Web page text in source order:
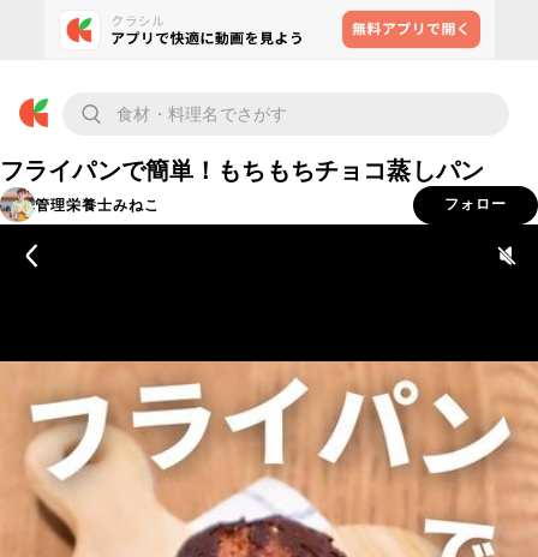
フライパンで簡単！もちもちチョコ蒸しパン
管理栄養士みねこ フォロー